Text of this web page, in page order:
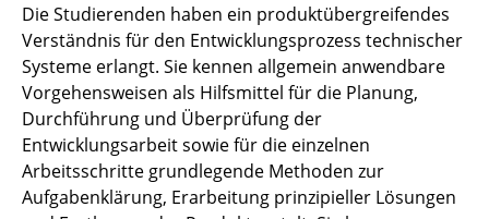
Die Studierenden haben ein produktübergreifendes
Verständnis für den Entwicklungsprozess technischer
Systeme erlangt. Sie kennen allgemein anwendbare
Vorgehensweisen als Hilfsmittel für die Planung,
Durchführung und Überprüfung der
Entwicklungsarbeit sowie für die einzelnen
Arbeitsschritte grundlegende Methoden zur
Aufgabenklärung, Erarbeitung prinzipieller Lösungen